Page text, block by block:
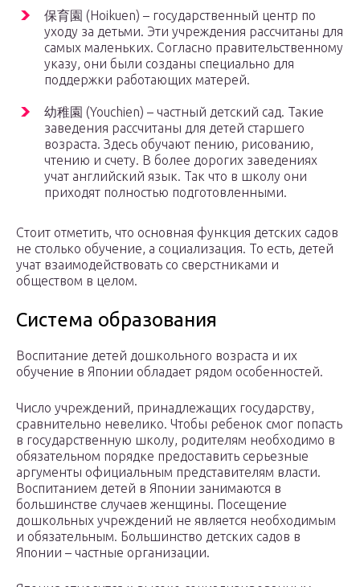
保育園 (Hoikuen) – государственный центр по
уходу за детьми. Эти учреждения рассчитаны для
самых маленьких. Согласно правительственному
указу, они были созданы специально для
поддержки работающих матерей.
幼稚園 (Youchien) – частный детский сад. Такие
заведения рассчитаны для детей старшего
возраста. Здесь обучают пению, рисованию,
чтению и счету. В более дорогих заведениях
учат английский язык. Так что в школу они
приходят полностью подготовленными.
Стоит отметить, что основная функция детских садов
не столько обучение, а социализация. То есть, детей
учат взаимодействовать со сверстниками и
обществом в целом.
Система образования
Воспитание детей дошкольного возраста и их
обучение в Японии обладает рядом особенностей.
Число учреждений, принадлежащих государству,
сравнительно невелико. Чтобы ребенок смог попасть
в государственную школу, родителям необходимо в
обязательном порядке предоставить серьезные
аргументы официальным представителям власти.
Воспитанием детей в Японии занимаются в
большинстве случаев женщины. Посещение
дошкольных учреждений не является необходимым
и обязательным. Большинство детских садов в
Японии – частные организации.